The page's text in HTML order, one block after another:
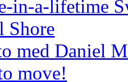
in-a-lifetime
Shore
med Daniel
move!